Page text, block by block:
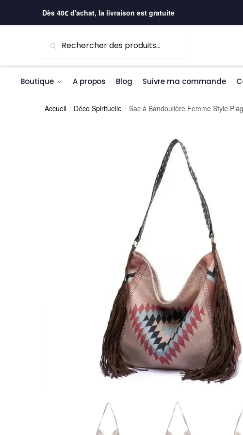
Dès 40€ d'achat, la livraison est gratuite
Recherche
Boutique A propos Blog Suivre ma commande
Accueil / Déco Spirituelle / Sac à Bandoulière Femme Style